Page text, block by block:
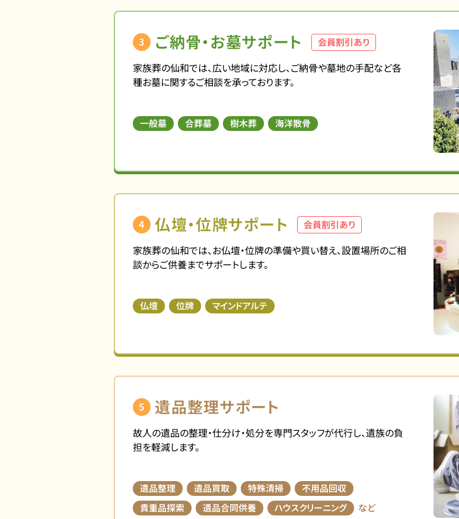
3 ご納骨・お墓サポート 会員割引あり
家族葬の仙和では、広い地域に対応し、ご納骨や墓地の手配など各
種お墓に関するご相談を承っております。
一般墓 合葬墓 樹木葬 海洋散骨
4 仏壇・位牌サポート 会員割引あり
家族葬の仙和では、お仏壇・位牌の準備や買い替え、設置場所のご相
談からご供養までサポートします。
仏壇 位牌 マインドアルテ
5 遺品整理サポート
故人の遺品の整理・仕分け・処分を専門スタッフが代行し、遺族の負
担を軽減します。
遺品整理 遺品買取 特殊清掃
不用品回収
貴重品探索
遺品合同供養 ハウスクリーニング など